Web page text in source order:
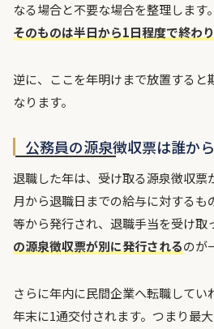
なる場合と不要な場合を整理します。
そのものは半日から1日程度で終わ
逆に、ここを年明けまで放置すると
なります。
公務員の源泉徴収票は誰か
退職した年は、受け取る源泉徴収票
月から退職日までの給与に対するも
等から発行され、退職手当を受け取
の源泉徴収票が別に発行されるのが
さらに年内に民間企業へ転職してい
年末に1通交付されます。つまり最